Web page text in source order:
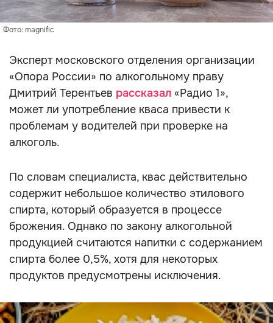
Фото: magnific
Эксперт московского отделения организации
«Опора России» по алкогольному праву
Дмитрий Терентьев рассказал «Радио 1»,
может ли употребление кваса привести к
проблемам у водителей при проверке на
алкоголь.
По словам специалиста, квас действительно
содержит небольшое количество этилового
спирта, который образуется в процессе
брожения. Однако по закону алкогольной
продукцией считаются напитки с содержанием
спирта более 0,5%, хотя для некоторых
продуктов предусмотрены исключения.